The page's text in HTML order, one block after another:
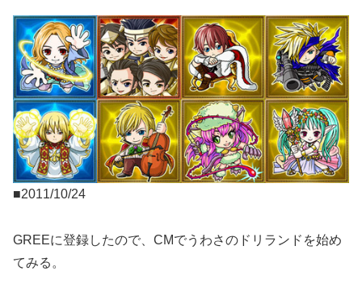
■2011/10/24
GREEに登録したので、CMでうわさのドリランドを始め
てみる。